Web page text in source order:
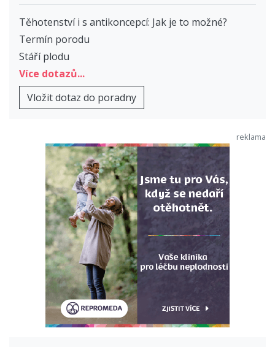
Těhotenství i s antikoncepcí: Jak je to možné?
Termín porodu
Stáří plodu
Více dotazů...
Vložit dotaz do poradny